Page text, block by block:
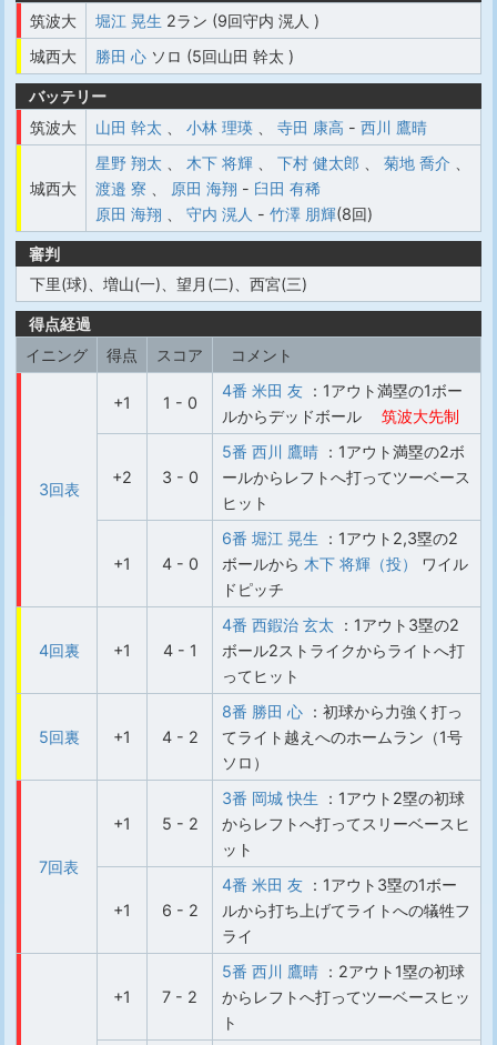
筑波大
堀江 晃生 2ラン (9回守内 滉人 )
城西大
勝田 心 ソロ (5回山田 幹太 )
バッテリー
筑波大
山田 幹太 小林 理瑛 寺田 康高 - 西川 鷹晴
城西大
星野 翔太 木下 将輝 下村 健太郎 菊地 喬介
渡邉 寮
原田 海翔 - 臼田 有稀
原田 海翔
守内 滉人 - 竹澤 朋輝(8回)
審判
下里(球)、増山(一)、望月(二)、西宮(三)
得点経過
イニング
得点 スコア コメント
3回表
+1 1 - 0
4番 米田 友 ：1アウト満塁の1ボー
ルからデッドボール
筑波大先制
+2 3 - 0
5番 西川 鷹晴 ：1アウト満塁の2ボ
ールからレフトへ打ってツーベース
ヒット
+1 4 - 0
6番 堀江 晃生 ：1アウト2,3塁の2
ボールから 木下 将輝（投）
ワイル
ドピッチ
4回裏 +1 4 - 1
4番 西鍜治 玄太 ：1アウト3塁の2
ボール2ストライクからライトへ打
ってヒット
5回裏 +1 4 - 2
8番 勝田 心 ：初球から力強く打っ
てライト越えへのホームラン（1号
ソロ）
7回表
+1 5 - 2
3番 岡城 快生 ：1アウト2塁の初球
からレフトへ打ってスリーベースヒ
ット
+1 6 - 2
4番 米田 友 ：1アウト3塁の1ボー
ルから打ち上げてライトへの犠牲フ
ライ
+1 7 - 2
5番 西川 鷹晴 ：2アウト1塁の初球
からレフトへ打ってツーベースヒッ
ト